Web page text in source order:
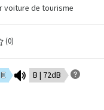
voiture de tourisme
(0)
E B | 72dB